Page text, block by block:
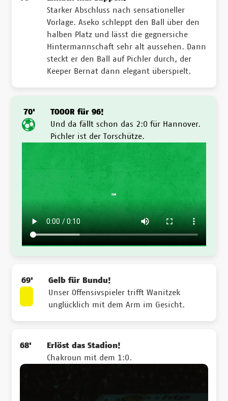
Starker Abschluss nach sensationeller
Vorlage. Aseko schleppt den Ball über den
halben Platz und lässt die gegnersiche
Hintermannschaft sehr alt aussehen. Dann
steckt er den Ball auf Pichler durch, der
Keeper Bernat dann elegant überspielt.
70'
TOOOR für 96!
Und da fällt schon das 2:0 für Hannover.
Pichler ist der Torschütze.
69'
Gelb für Bundu!
Unser Offensivspieler trifft Wanitzek
unglücklich mit dem Arm im Gesicht.
68'
Erlöst das Stadion!
Chakroun mit dem 1:0.